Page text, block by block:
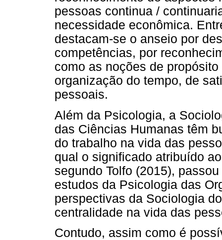
pessoas continua /
necessidade econômica.
destacam-se o anseio por
competências, por
como as noções de
organização do tempo, de
pessoais.
Além da Psicologia, a
das Ciências Humanas têm
do trabalho na vida das
qual o significado atribuído
segundo Tolfo (2015),
estudos da Psicologia das
perspectivas da Sociologia
centralidade na vida das
Contudo, assim como é